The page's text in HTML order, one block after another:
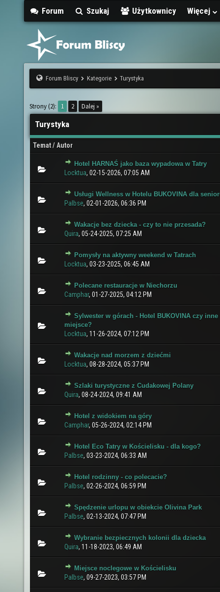
Forum Szukaj Użytkownicy Więcej
Forum Bliscy Kategorie Turystyka
Strony (2): 1 2 Dalej »
Turystyka
Temat/Autor
Hotel HARNAŚ jako baza wypadowa w Tatry
Locktua, 02-15-2026, 07:05 AM
0 głosów - średnia ocena: 0 na 5 gwiazdek
12345
Usługi Wellness w Hotelu BUKOVINA dla
Palbse, 02-01-2026, 06:36 PM
0 głosów - średnia ocena: 0 na 5 gwiazdek
1234 5
Wakacje bez dziecka - czy to nie przesada?
Quira, 05-24-2025, 07:25 AM
0 głosów - średnia ocena: 0 na 5 gwiazdek
12345
Pomysły na aktywny weekend w Tatrach
Locktua, 03-23-2025, 06:45 AM
0 głosów - średnia ocena: 0 na 5 gwiazdek
12345
Polecane restauracje w Niechorzu
Camphar, 01-27-2025, 04:12 PM
0 głosów - średnia ocena: 0 na 5 gwiazdek
12345
Sylwester w górach - Hotel BUKOVINA czy inne
miejsce?
Locktua, 11-26-2024, 07:12 PM
0 głosów - średnia ocena: 0 na 5 gwiazdek
123
Wakacje nad morzem z dziećmi
Locktua, 08-28-2024, 05:37 PM
0 głosów - średnia ocena: 0 na 5 gwiazdek
12345
Szlaki turystyczne z Cudakowej Polany
Quira, 08-24-2024, 09:41 AM
0 głosów - średnia ocena: 0 na 5 gwiazdek
123 45
Hotel z widokiem na góry
Camphar, 05-26-2024, 02:14 PM
0 głosów - średnia ocena: 0 na 5 gwiazdek
1234 5
Hotel Eco Tatry w Kościelisku - dla kogo?
Palbse, 03-23-2024, 06:33 AM
0 głosów - średnia ocena: 0 na 5 gwiazdek
12345
Hotel rodzinny - co polecacie?
Palbse, 02-26-2024, 06:59 PM
0 głosów - średnia ocena: 0 na 5 gwiazdek
12345
Spędzenie urlopu w obiekcie Olivina Park
Palbse, 02-13-2024, 07:47 PM
0 głosów - średnia ocena: 0 na 5 gwiazdek
12345
Wybranie bezpiecznych kolonii dla dziecka
Quira, 11-18-2023, 06:49 AM
0 głosów - średnia ocena: 0 na 5 gwiazdek
12345
Miejsce noclegowe w Kościelisku
Palbse, 09-27-2023, 03:57 PM
0 głosów - średnia ocena: 0 na 5 gwiazdek
12345